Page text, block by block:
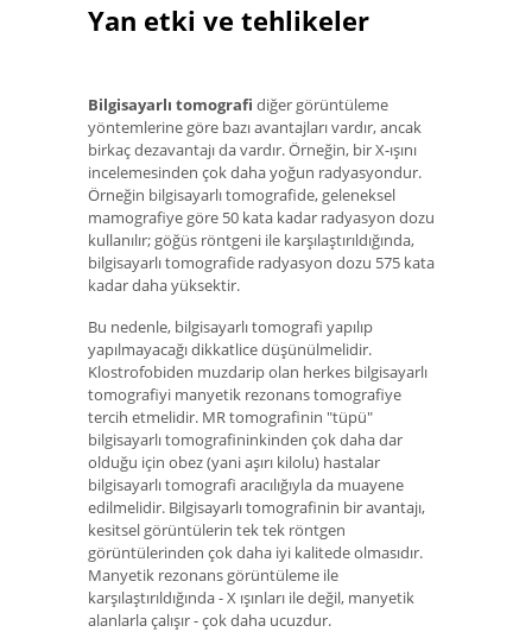
Yan etki ve tehlikeler
Bilgisayarlı tomografi diğer görüntüleme
yöntemlerine göre bazı avantajları vardır, ancak
birkaç dezavantajı da vardır. Örneğin, bir X-ışını
incelemesinden çok daha yoğun radyasyondur.
Örneğin bilgisayarlı tomografide, geleneksel
mamografiye göre 50 kata kadar radyasyon dozu
kullanılır; göğüs röntgeni ile karşılaştırıldığında,
bilgisayarlı tomografide radyasyon dozu 575 kata
kadar daha yüksektir.
Bu nedenle, bilgisayarlı tomografi yapılıp
yapılmayacağı dikkatlice düşünülmelidir.
Klostrofobiden muzdarip olan herkes bilgisayarlı
tomografiyi manyetik rezonans tomografiye
tercih etmelidir. MR tomografinin "tüpü"
bilgisayarlı tomografininkinden çok daha dar
olduğu için obez (yani aşırı kilolu) hastalar
bilgisayarlı tomografi aracılığıyla da muayene
edilmelidir. Bilgisayarlı tomografinin bir avantajı,
kesitsel görüntülerin tek tek röntgen
görüntülerinden çok daha iyi kalitede olmasıdır.
Manyetik rezonans görüntüleme ile
karşılaştırıldığında - X ışınları ile değil, manyetik
alanlarla çalışır - çok daha ucuzdur.